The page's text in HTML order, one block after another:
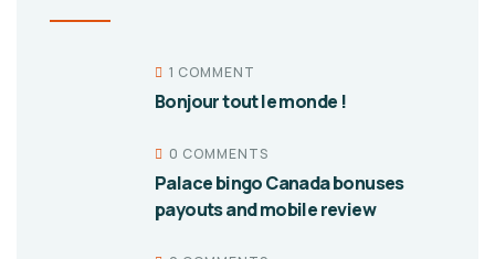
1 COMMENT
Bonjour tout le monde !
0 COMMENTS
Palace bingo Canada bonuses
payouts and mobile review